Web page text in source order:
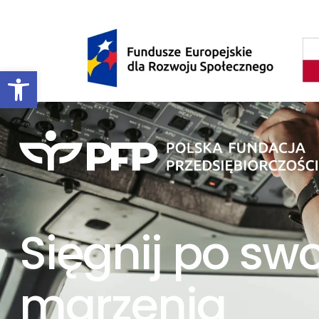
Open toolbar
Sięgnij po
marzenia